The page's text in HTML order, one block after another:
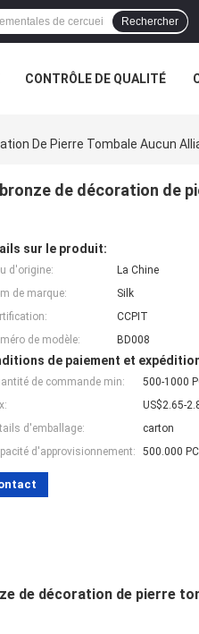
Rechercher
CONTRÔLE DE QUALITÉ
De Pierre Tombale Aucun
de décoration de
sur le produit:
d'origine:
La Chine
de marque:
Silk
CCPIT
de modèle:
BD008
de paiement et
de commande min:
500-1000
US$2.65-
d'emballage:
carton
d'approvisionnement:
500.000
de décoration de pierre